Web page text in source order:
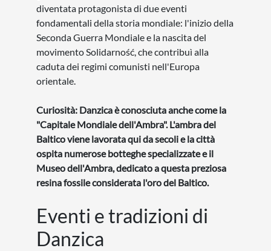
diventata protagonista di due eventi
fondamentali della storia mondiale: l'inizio della
Seconda Guerra Mondiale e la nascita del
movimento Solidarność, che contribuì alla
caduta dei regimi comunisti nell'Europa
orientale.
Curiosità: Danzica è conosciuta anche come la
"Capitale Mondiale dell'Ambra". L'ambra del
Baltico viene lavorata qui da secoli e la città
ospita numerose botteghe specializzate e il
Museo dell'Ambra, dedicato a questa preziosa
resina fossile considerata l'oro del Baltico.
Eventi e tradizioni di
Danzica